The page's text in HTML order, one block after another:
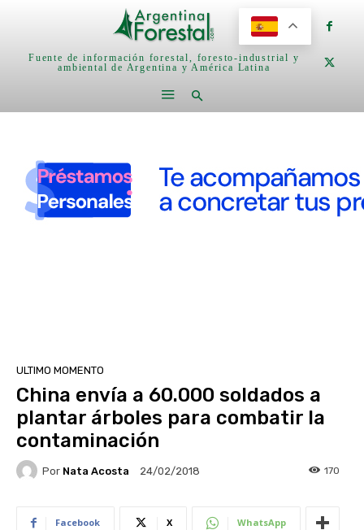
Fuente de información forestal, foresto-industrial y
ambiental de Argentina y América Latina
ULTIMO MOMENTO
China envía a 60.000 soldados a
plantar árboles para combatir la
contaminación
Por Nata Acosta 24/02/2018 170
Facebook X WhatsApp